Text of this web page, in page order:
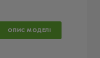
ОПИС МОДЕЛІ